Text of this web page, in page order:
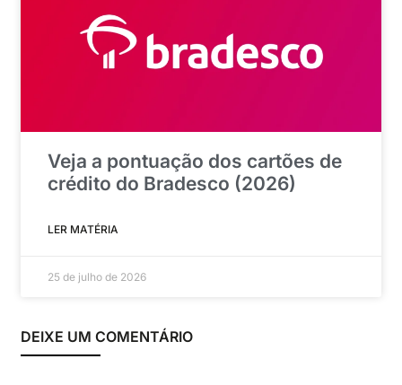
Veja a pontuação dos cartões de
crédito do Bradesco (2026)
LER MATÉRIA
25 de julho de 2026
DEIXE UM COMENTÁRIO